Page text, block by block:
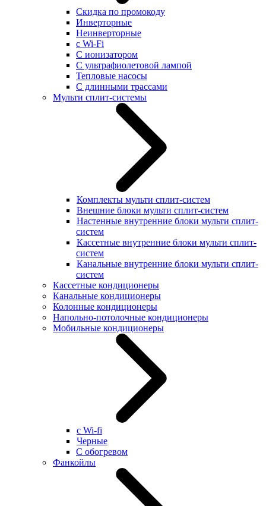
Скидка по промокоду
Инверторные
Неинверторные
с Wi-Fi
С ионизатором
С ультрафиолетовой лампой
Тепловые насосы
С длинными трассами
Мульти сплит-системы
Комплекты мульти сплит-систем
Внешние блоки мульти сплит-систем
Настенные внутренние блоки мульти сплит-
систем
Кассетные внутренние блоки мульти сплит-
систем
Канальные внутренние блоки мульти сплит-
систем
Кассетные кондиционеры
Канальные кондиционеры
Колонные кондиционеры
Напольно-потолочные кондиционеры
Мобильные кондиционеры
с Wi-fi
Черные
С обогревом
Фанкойлы